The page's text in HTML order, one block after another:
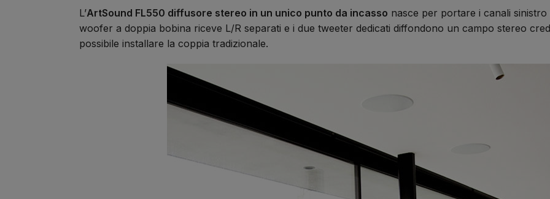
L’ArtSound FL550 diffusore stereo in un unico punto da incasso nasce per portare i canali
woofer a doppia bobina riceve L/R separati e i due tweeter dedicati diffondono un campo stereo
possibile installare la coppia tradizionale.